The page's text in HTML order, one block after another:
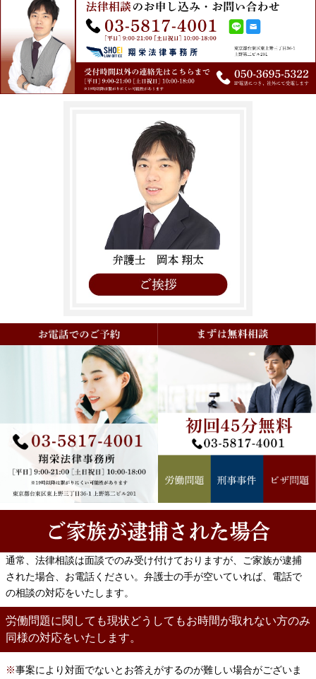
無料対面相談のご予約
00-1234-5678
翔栄法律事務所
東京都台東区東上野三丁目36-
お電話で 弁護士岡本宛 とお申
通常、法律相談は面談でのみ受け付けておりますが、ご家族が逮捕
された場合、お電話ください。弁護士の手が空いていれば、電話で
の相談の対応をいたします。
労働問題に関しても現状どうしてもお時間が取れない方のみ
同様の対応をいたします。
※事案により対面でないとお答えがするのが難しい場合がございま